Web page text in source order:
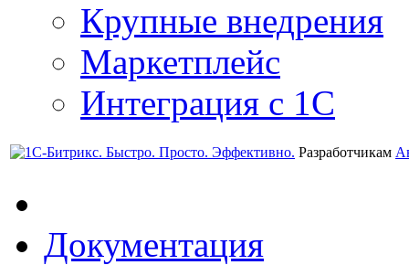
Крупные внедрения
Маркетплейс
Интеграция с 1С
Разработчикам
Документация